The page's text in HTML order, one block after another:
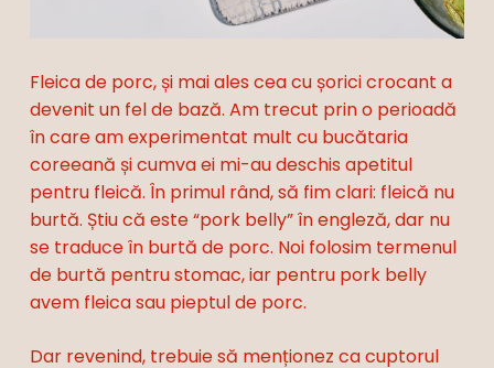
Fleica de porc, și mai ales cea cu șorici crocant a
devenit un fel de bază. Am trecut prin o perioadă
în care am experimentat mult cu bucătaria
coreeană și cumva ei mi-au deschis apetitul
pentru fleică. În primul rând, să fim clari: fleică nu
burtă. Știu că este “pork belly” în engleză, dar nu
se traduce în burtă de porc. Noi folosim termenul
de burtă pentru stomac, iar pentru pork belly
avem fleica sau pieptul de porc.
Dar revenind, trebuie să menționez ca cuptorul